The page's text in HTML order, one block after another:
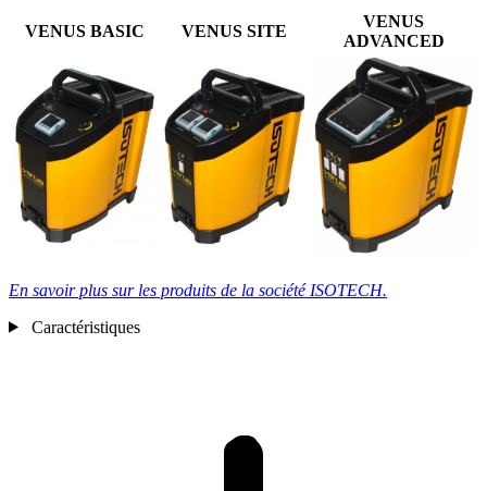
VENUS BASIC VENUS SITE
VENUS
ADVANCED
En savoir plus sur les produits de la société ISOTECH.
Caractéristiques